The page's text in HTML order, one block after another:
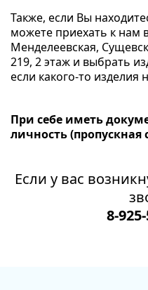
Также, если Вы
можете приехать к нам
Менделеевская,
219, 2 этаж и выбрать
если какого-то изделия
При себе иметь
личность (пропускная
Если у вас
8-